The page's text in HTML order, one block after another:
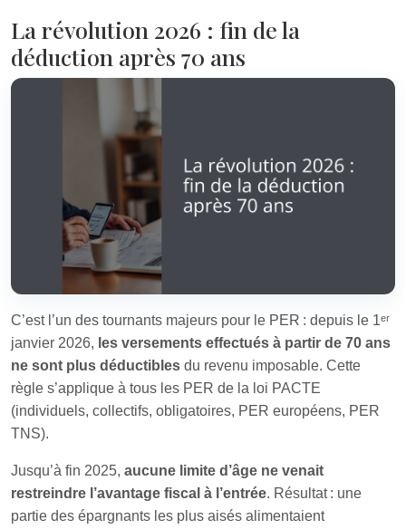
La révolution 2026 : fin de la
déduction après 70 ans
C’est l’un des tournants majeurs pour le PER : depuis le 1ᵉʳ
janvier 2026, les versements effectués à partir de 70 ans
ne sont plus déductibles du revenu imposable. Cette
règle s’applique à tous les PER de la loi PACTE
(individuels, collectifs, obligatoires, PER européens, PER
TNS).
Jusqu’à fin 2025, aucune limite d’âge ne venait
restreindre l’avantage fiscal à l’entrée. Résultat : une
partie des épargnants les plus aisés alimentaient